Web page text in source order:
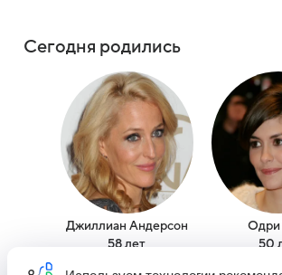
Сегодня родились
Джиллиан Андерсон
58 лет
Одри
50